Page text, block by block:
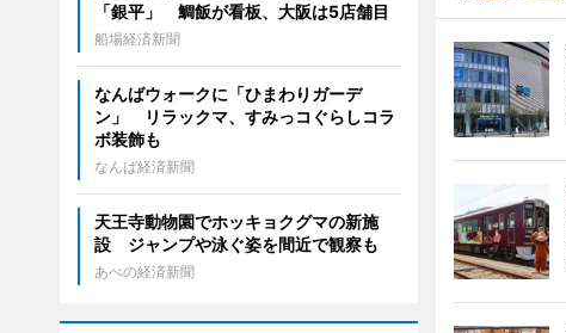
「銀平」 鯛飯が看板、大阪は5店舗目
船場経済新聞
なんばウォークに「ひまわりガーデ
ン」 リラックマ、すみっコぐらしコラ
ボ装飾も
なんば経済新聞
天王寺動物園でホッキョクグマの新施
設 ジャンプや泳ぐ姿を間近で観察も
あべの経済新聞